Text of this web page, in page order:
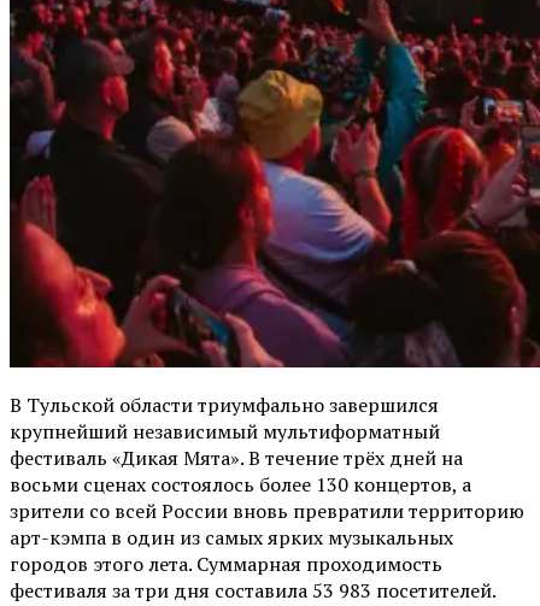
В Тульской области триумфально завершился
крупнейший независимый мультиформатный
фестиваль «Дикая Мята». В течение трёх дней на
восьми сценах состоялось более 130 концертов, а
зрители со всей России вновь превратили территорию
арт-кэмпа в один из самых ярких музыкальных
городов этого лета. Суммарная проходимость
фестиваля за три дня составила 53 983 посетителей.